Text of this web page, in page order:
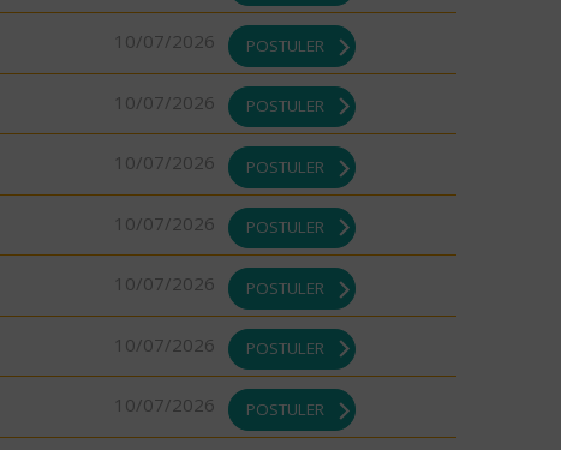
10/07/2026 POSTULER
10/07/2026 POSTULER
10/07/2026 POSTULER
10/07/2026 POSTULER
10/07/2026 POSTULER
10/07/2026 POSTULER
10/07/2026 POSTULER